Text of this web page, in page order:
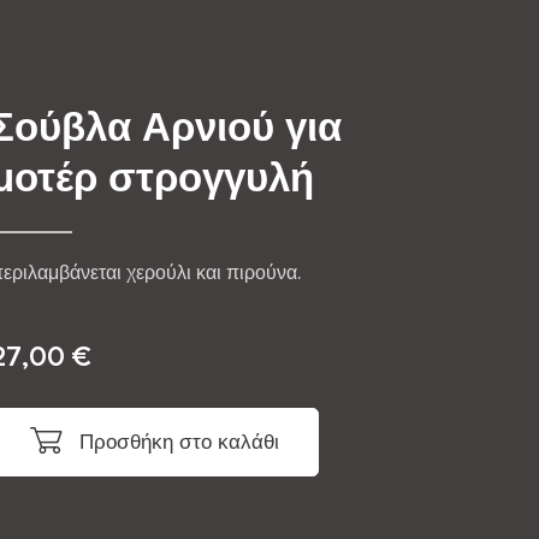
Αρνιού για
στρογγυλή
χερούλι και πιρούνα.
€
Προσθήκη στο καλάθι